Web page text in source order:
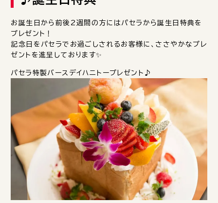
お誕生日から前後2週間の方にはパセラから誕生日特典を
プレゼント！
記念日をパセラでお過ごしされるお客様に、ささやかなプレ
ゼントを進呈しております✨
パセラ特製バースデイハニトープレゼント♪